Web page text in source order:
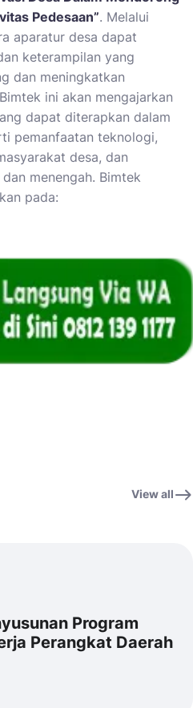
Pedesaan”. Melalui
aparatur desa dapat
keterampilan yang
dan meningkatkan
ini akan mengajarkan
dapat diterapkan dalam
pemanfaatan teknologi,
desa, dan
menengah. Bimtek
pada:
View all
Program
Perangkat Daerah